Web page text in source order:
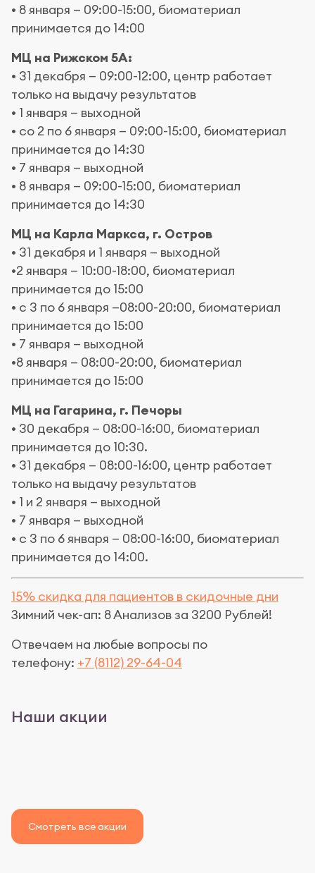
• 8 января — 09:00-15:00, биоматериал
принимается до 14:00
МЦ на Рижском 5А:
• 31 декабря — 09:00-12:00, центр работает
только на выдачу результатов
• 1 января — выходной
• со 2 по 6 января — 09:00-15:00, биоматериал
принимается до 14:30
• 7 января — выходной
• 8 января — 09:00-15:00, биоматериал
принимается до 14:30
МЦ на Карла Маркса, г. Остров
• 31 декабря и 1 января — выходной
•2 января — 10:00-18:00, биоматериал
принимается до 15:00
• с 3 по 6 января —08:00-20:00, биоматериал
принимается до 15:00
• 7 января — выходной
•8 января — 08:00-20:00, биоматериал
принимается до 15:00
МЦ на Гагарина, г. Печоры
• 30 декабря — 08:00-16:00, биоматериал
принимается до 10:30.
• 31 декабря — 08:00-16:00, центр работает
только на выдачу результатов
• 1 и 2 января — выходной
• 7 января — выходной
• с 3 по 6 января — 08:00-16:00, биоматериал
принимается до 14:00.
15% скидка для пациентов в скидочные дни
Зимний чек-ап: 8 Анализов за 3200 Рублей!
Отвечаем на любые вопросы по
телефону: +7 (8112) 29-64-04
Наши акции
Смотреть все акции